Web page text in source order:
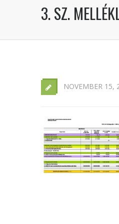
3. SZ.
NOVEMBER 15,